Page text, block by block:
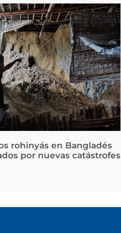
rohinyás en Bangladés
por nuevas catástrofes